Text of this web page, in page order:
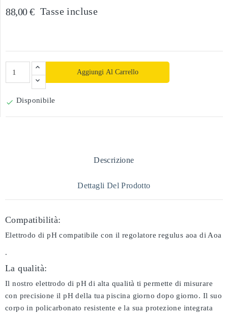
88,00 € Tasse incluse
Aggiungi Al Carrello
 Disponibile
Descrizione
Dettagli Del Prodotto
Compatibilità:
Elettrodo di pH compatibile con il regolatore regulus aoa di Aoa
.
La qualità:
Il nostro elettrodo di pH di alta qualità ti permette di misurare
con precisione il pH della tua piscina giorno dopo giorno. Il suo
corpo in policarbonato resistente e la sua protezione integrata